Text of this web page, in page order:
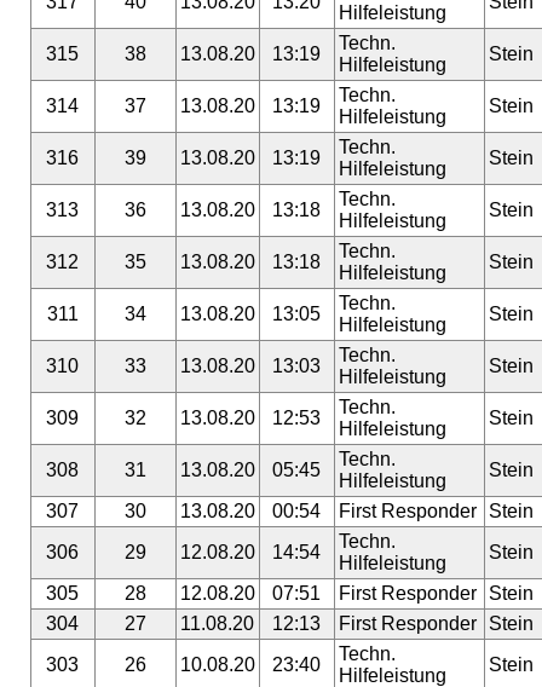
Hilfeleistung
315 38 13.08.20 13:19
Techn.
Hilfeleistung
Stein
314 37 13.08.20 13:19
Techn.
Hilfeleistung
Stein
316 39 13.08.20 13:19
Techn.
Hilfeleistung
Stein
313 36 13.08.20 13:18
Techn.
Hilfeleistung
Stein
312 35 13.08.20 13:18
Techn.
Hilfeleistung
Stein
311 34 13.08.20 13:05
Techn.
Hilfeleistung
Stein
310 33 13.08.20 13:03
Techn.
Hilfeleistung
Stein
309 32 13.08.20 12:53
Techn.
Hilfeleistung
Stein
308 31 13.08.20 05:45
Techn.
Hilfeleistung
Stein
307
30 13.08.20 00:54 First Responder
Stein
306
29 12.08.20 14:54
Techn.
Hilfeleistung
Stein
305
28 12.08.20 07:51 First Responder
Stein
304
27 11.08.20 12:13 First Responder
Stein
303
26 10.08.20 23:40
Techn.
Hilfeleistung
Stein